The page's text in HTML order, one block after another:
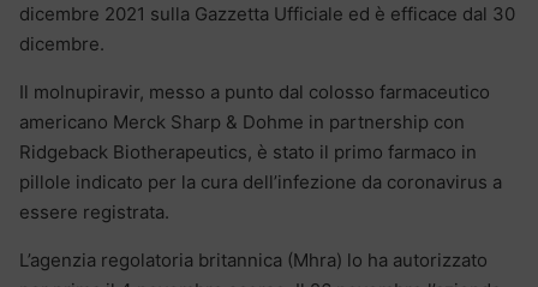
dicembre 2021 sulla Gazzetta Ufficiale ed è efficace dal 30
dicembre.
Il molnupiravir, messo a punto dal colosso farmaceutico
americano Merck Sharp & Dohme in partnership con
Ridgeback Biotherapeutics, è stato il primo farmaco in
pillole indicato per la cura dell’infezione da coronavirus a
essere registrata.
L’agenzia regolatoria britannica (Mhra) lo ha autorizzato